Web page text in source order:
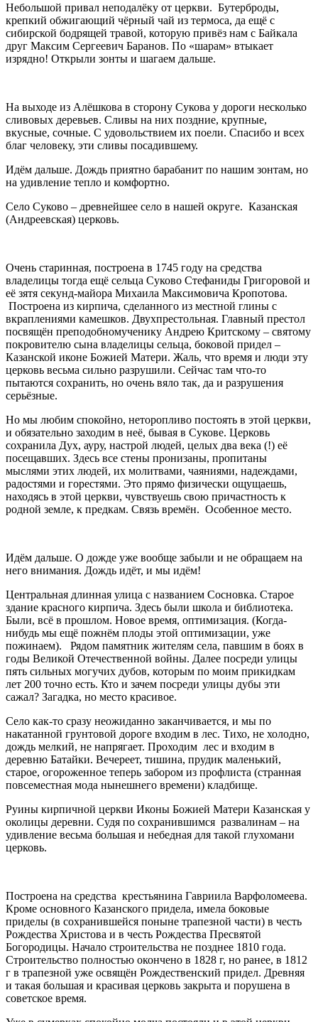
Небольшой привал неподалёку от церкви. Бутерброды,
крепкий обжигающий чёрный чай из термоса, да ещё с
сибирской бодрящей травой, которую привёз нам с Байкала
друг Максим Сергеевич Баранов. По «шарам» втыкает
изрядно! Открыли зонты и шагаем дальше.
На выходе из Алёшкова в сторону Сукова у дороги несколько
сливовых деревьев. Сливы на них поздние, крупные,
вкусные, сочные. С удовольствием их поели. Спасибо и всех
благ человеку, эти сливы посадившему.
Идём дальше. Дождь приятно барабанит по нашим зонтам, но
на удивление тепло и комфортно.
Село Суково – древнейшее село в нашей округе. Казанская
(Андреевская) церковь.
Очень старинная, построена в 1745 году на средства
владелицы тогда ещё сельца Суково Стефаниды Григоровой и
её зятя секунд-майора Михаила Максимовича Кропотова.
Построена из кирпича, сделанного из местной глины с
вкраплениями камешков. Двухпрестольная. Главный престол
посвящён преподобномученику Андрею Критскому – святому
покровителю сына владелицы сельца, боковой придел –
Казанской иконе Божией Матери. Жаль, что время и люди эту
церковь весьма сильно разрушили. Сейчас там что-то
пытаются сохранить, но очень вяло так, да и разрушения
серьёзные.
Но мы любим спокойно, неторопливо постоять в этой церкви,
и обязательно заходим в неё, бывая в Сукове. Церковь
сохранила Дух, ауру, настрой людей, целых два века (!) её
посещавших. Здесь все стены пронизаны, пропитаны
мыслями этих людей, их молитвами, чаяниями, надеждами,
радостями и горестями. Это прямо физически ощущаешь,
находясь в этой церкви, чувствуешь свою причастность к
родной земле, к предкам. Связь времён. Особенное место.
Идём дальше. О дожде уже вообще забыли и не обращаем на
него внимания. Дождь идёт, и мы идём!
Центральная длинная улица с названием Сосновка. Старое
здание красного кирпича. Здесь были школа и библиотека.
Были, всё в прошлом. Новое время, оптимизация. (Когда-
нибудь мы ещё пожнём плоды этой оптимизации, уже
пожинаем). Рядом памятник жителям села, павшим в боях в
годы Великой Отечественной войны. Далее посреди улицы
пять сильных могучих дубов, которым по моим прикидкам
лет 200 точно есть. Кто и зачем посреди улицы дубы эти
сажал? Загадка, но место красивое.
Село как-то сразу неожиданно заканчивается, и мы по
накатанной грунтовой дороге входим в лес. Тихо, не холодно,
дождь мелкий, не напрягает. Проходим лес и входим в
деревню Батайки. Вечереет, тишина, прудик маленький,
старое, огороженное теперь забором из профлиста (странная
повсеместная мода нынешнего времени) кладбище.
Руины кирпичной церкви Иконы Божией Матери Казанская у
околицы деревни. Судя по сохранившимся развалинам – на
удивление весьма большая и небедная для такой глухомани
церковь.
Построена на средства крестьянина Гавриила Варфоломеева.
Кроме основного Казанского придела, имела боковые
приделы (в сохранившейся поныне трапезной части) в честь
Рождества Христова и в честь Рождества Пресвятой
Богородицы. Начало строительства не позднее 1810 года.
Строительство полностью окончено в 1828 г, но ранее, в 1812
г в трапезной уже освящён Рождественский придел. Древняя
и такая большая и красивая церковь закрыта и порушена в
советское время.